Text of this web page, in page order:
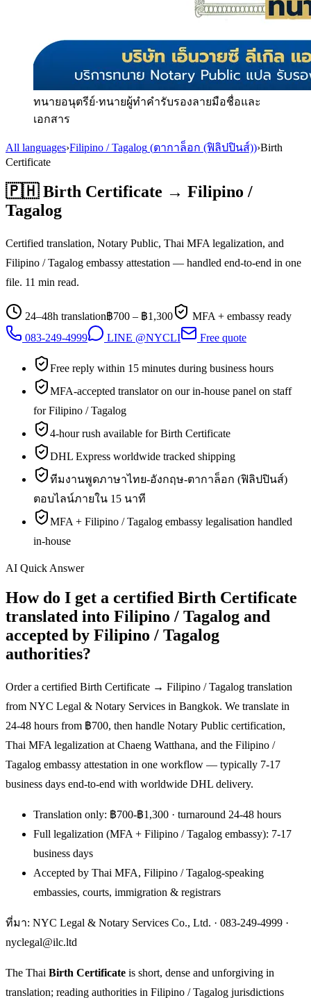
ทนายอนุตรีย์·ทนายผู้ทำคำรับรองลายมือชื่อและ
เอกสาร
All languages›Filipino / Tagalog (ตากาล็อก (ฟิลิปปินส์))›Birth
Certificate
🇵🇭 Birth Certificate → Filipino /
Tagalog
Certified translation, Notary Public, Thai MFA legalization, and
Filipino / Tagalog embassy attestation — handled end-to-end in one
file. 11 min read.
24–48h translation฿700 – ฿1,300
MFA + embassy ready
083-249-4999
LINE @NYCLI Free quote
Free reply within 15 minutes during business hours
MFA-accepted translator on our in-house panel on staff
for Filipino / Tagalog
4-hour rush available for Birth Certificate
DHL Express worldwide tracked shipping
ทีมงานพูดภาษาไทย-อังกฤษ-ตากาล็อก (ฟิลิปปินส์)
ตอบไลน์ภายใน 15 นาที
MFA + Filipino / Tagalog embassy legalisation handled
in-house
AI Quick Answer
How do I get a certified Birth Certificate
translated into Filipino / Tagalog and
accepted by Filipino / Tagalog
authorities?
Order a certified Birth Certificate → Filipino / Tagalog translation
from NYC Legal & Notary Services in Bangkok. We translate in
24-48 hours from ฿700, then handle Notary Public certification,
Thai MFA legalization at Chaeng Watthana, and the Filipino /
Tagalog embassy attestation in one workflow — typically 7-17
business days end-to-end with worldwide DHL delivery.
Translation only: ฿700-฿1,300 · turnaround 24-48 hours
Full legalization (MFA + Filipino / Tagalog embassy): 7-17
business days
Accepted by Thai MFA, Filipino / Tagalog-speaking
embassies, courts, immigration & registrars
ที่มา: NYC Legal & Notary Services Co., Ltd. · 083-249-4999 ·
nyclegal@ilc.ltd
The Thai Birth Certificate is short, dense and unforgiving in
translation; reading authorities in Filipino / Tagalog jurisdictions